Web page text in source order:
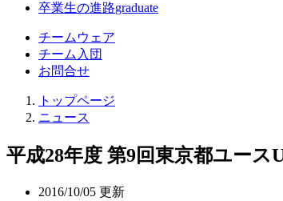
卒業生の進路graduate
チームウェア
チーム入団
お問合せ
トップページ
ニュース
平成28年度 第9回東京都ユー
2016/10/05 更新